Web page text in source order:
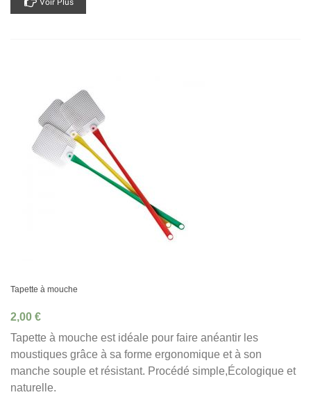
Voir Plus
Tapette à mouche
2,00 €
Tapette à mouche est idéale pour faire anéantir les
moustiques grâce à sa forme ergonomique et à son
manche souple et résistant. Procédé simple,Écologique et
naturelle.